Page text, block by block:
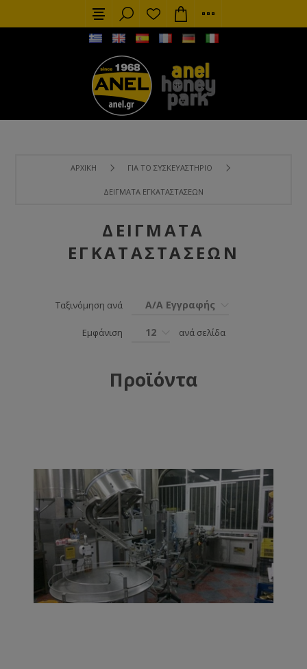
ΑΡΧΙΚΉ ΓΙΑ ΤΟ ΣΥΣΚΕΥΑΣΤΉΡΙΟ
ΔΕΊΓΜΑΤΑ ΕΓΚΑΤΑΣΤΆΣΕΩΝ
ΔΕΊΓΜΑΤΑ
ΕΓΚΑΤΑΣΤΆΣΕΩΝ
Ταξινόμηση ανά Α/Α Εγγραφής
Εμφάνιση 12 ανά σελίδα
Προϊόντα